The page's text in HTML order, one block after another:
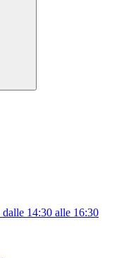
14:30 alle 16:30